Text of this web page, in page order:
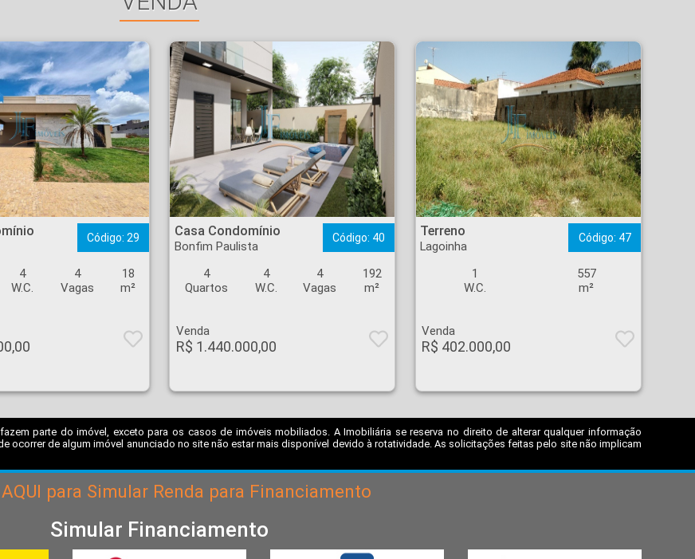
- Ribeirão Preto
Código: 29
4
W.C.
4
Vagas
18
m²
Casa Condomínio - Bonfim Paulista - Ribeirão Preto
Casa Condomínio
Bonfim Paulista
Código: 40
4
Quartos
4
W.C.
4
Vagas
192
m²
Venda
R$ 1.440.000,00
Terreno - Lagoinha - Ribeirão Preto
Terreno
Lagoinha
Código: 47
1
W.C.
557
m²
Venda
R$ 402.000,00
parte do imóvel, exceto para os casos de imóveis mobiliados. A Imobiliária se reserva no direito de alterar qualquer informação
ocorrer de algum imóvel anunciado no site não estar mais disponível devido à rotatividade. As solicitações feitas pelo site não implicam
AQUI para Simular Renda para Financiamento
Simular Financiamento